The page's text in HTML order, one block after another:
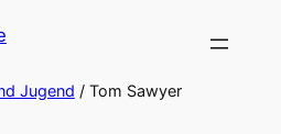
Jugend / Tom Sawyer